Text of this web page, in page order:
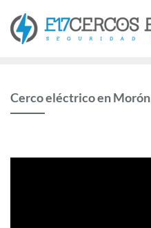
contenido
Cerco eléctrico en Morón